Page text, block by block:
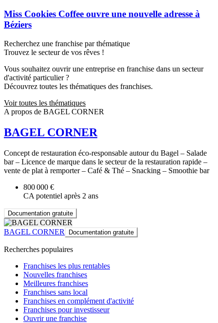
Miss Cookies Coffee ouvre une nouvelle adresse à
Béziers
Recherchez une franchise par thématique
Trouvez le secteur de vos rêves !
Vous souhaitez ouvrir une entreprise en franchise dans un secteur
d'activité particulier ?
Découvrez toutes les thématiques des franchises.
Voir toutes les thématiques
A propos de BAGEL CORNER
BAGEL CORNER
Concept de restauration éco-responsable autour du Bagel – Salade
bar – Licence de marque dans le secteur de la restauration rapide –
vente de plat à remporter – Café & Thé – Snacking – Smoothie bar
800 000 €
CA potentiel après 2 ans
Documentation gratuite
BAGEL CORNER Documentation gratuite
Recherches populaires
Franchises les plus rentables
Nouvelles franchises
Meilleures franchises
Franchises sans local
Franchises en complément d'activité
Franchises pour investisseur
Ouvrir une franchise